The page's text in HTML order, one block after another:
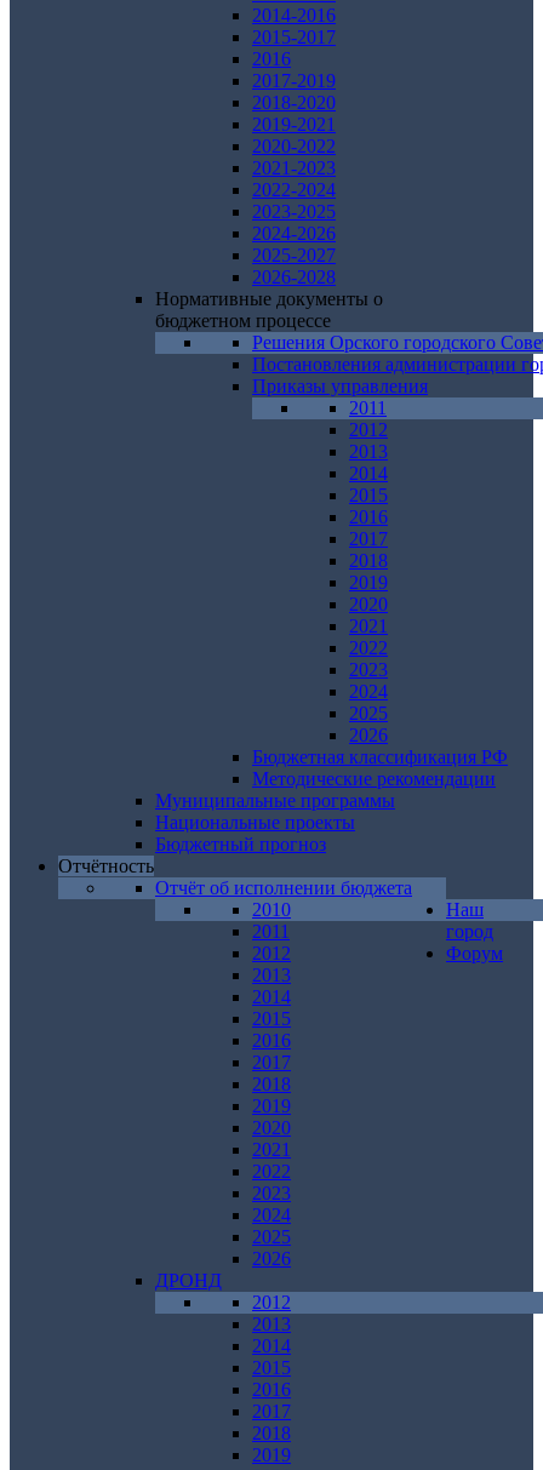
2014-2016
2015-2017
2016
2017-2019
2018-2020
2019-2021
2020-2022
2021-2023
2022-2024
2023-2025
2024-2026
2025-2027
2026-2028
Нормативные документы о
бюджетном процессе
Решения Орского городского
Постановления администрации
Приказы управления
2011
2012
2013
2014
2015
2016
2017
2018
2019
2020
2021
2022
2023
2024
2025
2026
Бюджетная классификация РФ
Методические рекомендации
Муниципальные программы
Национальные проекты
Бюджетный прогноз
Отчётность
Отчёт об исполнении бюджета
2010
2011
2012
2013
2014
2015
2016
2017
2018
2019
2020
2021
2022
2023
2024
2025
2026
ДРОНД
2012
2013
2014
2015
2016
2017
2018
2019
Наш
город
Форум